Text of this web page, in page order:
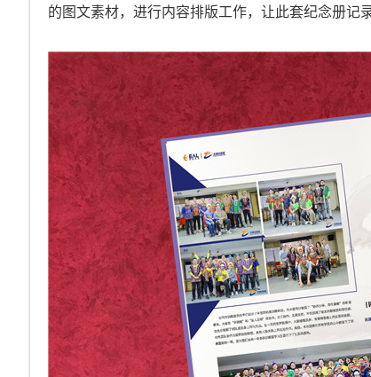
的图文素材，进行内容排版工作，让此套纪念册记